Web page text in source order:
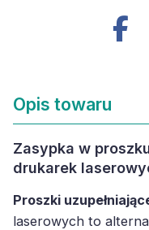
Opis towaru
Zasypka w
drukarek
Proszki
laserowych to